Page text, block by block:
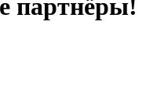
партнёры!